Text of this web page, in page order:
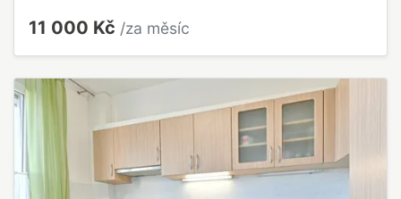
11 000 Kč /za měsíc